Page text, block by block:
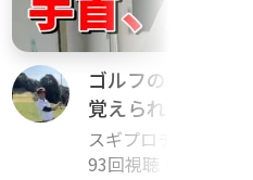
ゴルフの手首と
覚えられる！自宅
グの基礎１！手
スター
スギプロチャンネル
93回視聴